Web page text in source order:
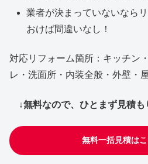
業者が決まっていないなら
おけば間違いなし！
対応リフォーム箇所：キッチン
レ・洗面所・内装全般・外壁・
↓無料なので、ひとまず見積
無料一括見積は